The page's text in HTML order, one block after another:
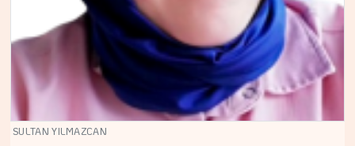
SULTAN YILMAZCAN